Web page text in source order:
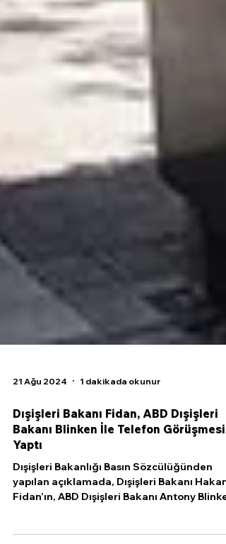
21 Ağu 2024 1 dakikada okunur
Dışişleri Bakanı Fidan, ABD Dışişleri
Bakanı Blinken İle Telefon Görüşmesi
Yaptı
Dışişleri Bakanlığı Basın Sözcülüğünden
yapılan açıklamada, Dışişleri Bakanı Hakan
ile...